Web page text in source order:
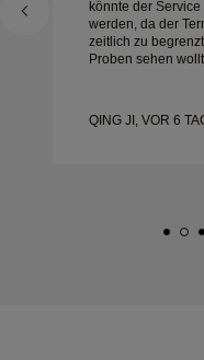
könnte der
werden, da der
zeitlich zu
Proben sehen
glücklich.
QING JI, VOR 6